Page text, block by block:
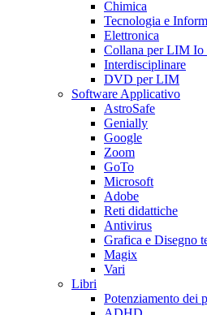
Chimica
Tecnologia e
Elettronica
Collana per LIM Io
Interdisciplinare
DVD per LIM
Software Applicativo
AstroSafe
Genially
Google
Zoom
GoTo
Microsoft
Adobe
Reti didattiche
Antivirus
Grafica e Disegno
Magix
Vari
Libri
Potenziamento dei